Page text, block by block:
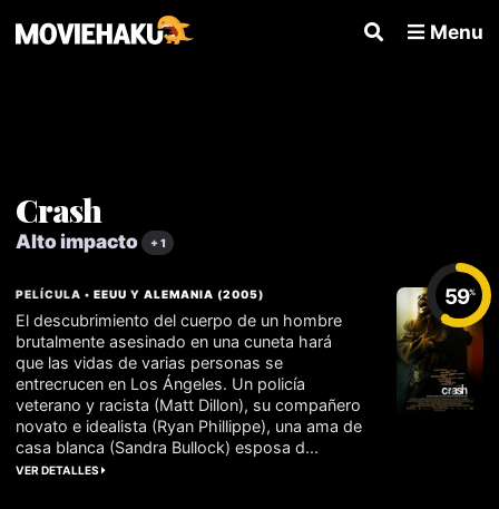
Menu
Crash
Alto impacto + 1
59%
PELÍCULA •EEUU YALEMANIA (2005)
El descubrimiento del cuerpo de un hombre
brutalmente asesinado en una cuneta hará
que las vidas de varias personas se
entrecrucen en Los Ángeles. Un policía
veterano y racista (Matt Dillon), su compañero
novato e idealista (Ryan Phillippe), una ama de
casa blanca (Sandra Bullock) esposa d...
VER DETALLES